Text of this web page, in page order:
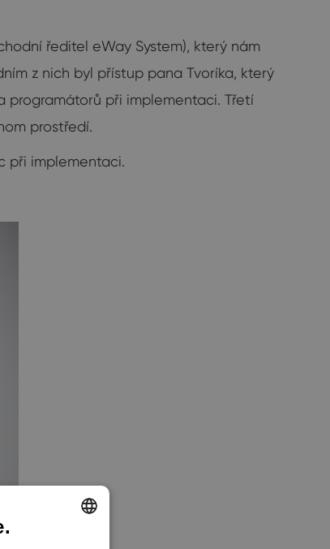
ředitel eWay System), který nám
z nich byl přístup pana Tvoríka, který
programátorů při implementaci. Třetí
prostředí.
při implementaci.